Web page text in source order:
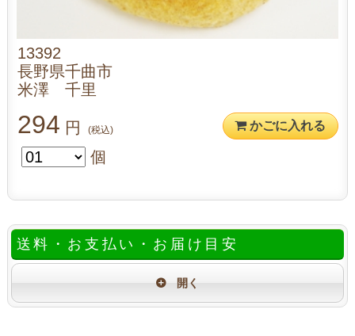
13392
長野県千曲市
米澤 千里
294 円 (税込) かごに入れる
個
送料・お支払い・お届け目安